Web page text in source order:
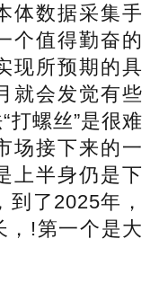
体数据采集手
个值得勤奋的
现所预期的具
就会发觉有些
打螺丝”是很难
场接下来的一
上半身仍是下
了2025年，
，!第一个是大